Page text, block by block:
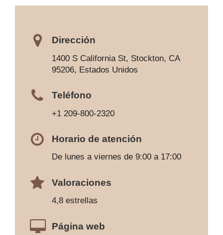
Dirección
1400 S California St, Stockton, CA
95206, Estados Unidos
Teléfono
+1 209-800-2320
Horario de atención
De lunes a viernes de 9:00 a 17:00
Valoraciones
4,8 estrellas
Página web